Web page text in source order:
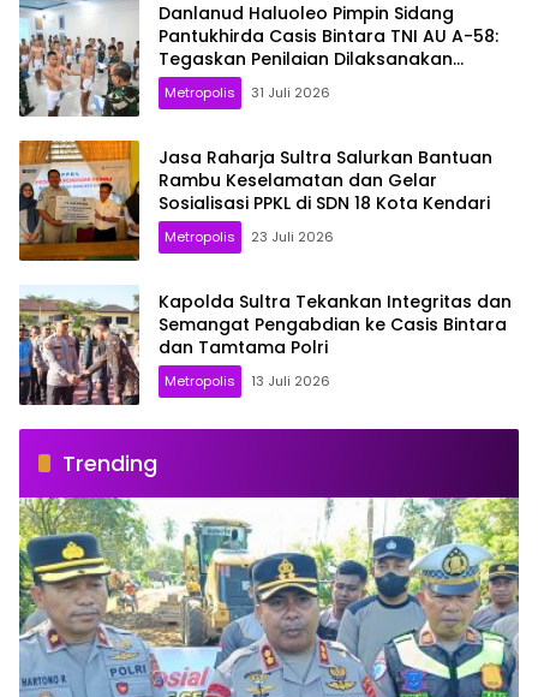
Danlanud Haluoleo Pimpin Sidang
Pantukhirda Casis Bintara TNI AU A-58:
Tegaskan Penilaian Dilaksanakan
Secara Profesional dan Transparan
Metropolis 31 Juli 2026
Jasa Raharja Sultra Salurkan Bantuan
Rambu Keselamatan dan Gelar
Sosialisasi PPKL di SDN 18 Kota Kendari
Metropolis 23 Juli 2026
Kapolda Sultra Tekankan Integritas dan
Semangat Pengabdian ke Casis Bintara
dan Tamtama Polri
Metropolis 13 Juli 2026
Trending